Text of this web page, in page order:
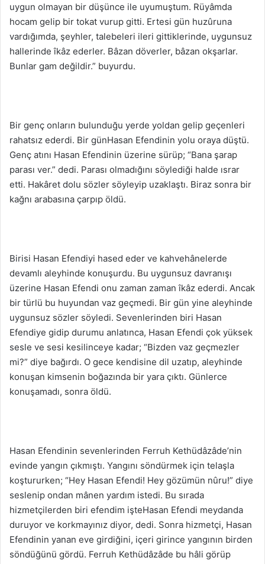
uygun olmayan bir düşünce ile uyumuştum. Rüyâmda
hocam gelip bir tokat vurup gitti. Ertesi gün huzûruna
vardığımda, şeyhler, talebeleri ileri gittiklerinde, uygunsuz
hallerinde îkâz ederler. Bâzan döverler, bâzan okşarlar.
Bunlar gam değildir.” buyurdu.
Bir genç onların bulunduğu yerde yoldan gelip geçenleri
rahatsız ederdi. Bir günHasan Efendinin yolu oraya düştü.
Genç atını Hasan Efendinin üzerine sürüp; “Bana şarap
parası ver.” dedi. Parası olmadığını söylediği halde ısrar
etti. Hakâret dolu sözler söyleyip uzaklaştı. Biraz sonra bir
kağnı arabasına çarpıp öldü.
Birisi Hasan Efendiyi hased eder ve kahvehânelerde
devamlı aleyhinde konuşurdu. Bu uygunsuz davranışı
üzerine Hasan Efendi onu zaman zaman îkâz ederdi. Ancak
bir türlü bu huyundan vaz geçmedi. Bir gün yine aleyhinde
uygunsuz sözler söyledi. Sevenlerinden biri Hasan
Efendiye gidip durumu anlatınca, Hasan Efendi çok yüksek
sesle ve sesi kesilinceye kadar; “Bizden vaz geçmezler
mi?” diye bağırdı. O gece kendisine dil uzatıp, aleyhinde
konuşan kimsenin boğazında bir yara çıktı. Günlerce
konuşamadı, sonra öldü.
Hasan Efendinin sevenlerinden Ferruh Kethüdâzâde’nin
evinde yangın çıkmıştı. Yangını söndürmek için telaşla
koştururken; “Hey Hasan Efendi! Hey gözümün nûru!” diye
seslenip ondan mânen yardım istedi. Bu sırada
hizmetçilerden biri efendim işteHasan Efendi meydanda
duruyor ve korkmayınız diyor, dedi. Sonra hizmetçi, Hasan
Efendinin yanan eve girdiğini, içeri girince yangının birden
söndüğünü gördü. Ferruh Kethüdâzâde bu hâli görüp